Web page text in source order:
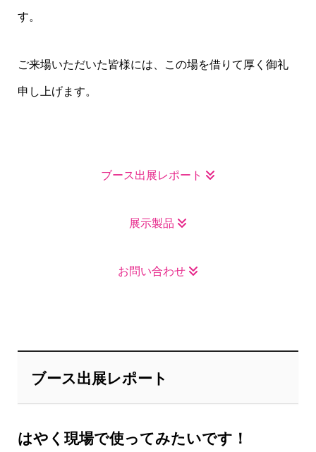
す。
ご来場いただいた皆様には、この場を借りて厚く御礼
申し上げます。
ブース出展レポート
展示製品
お問い合わせ
ブース出展レポート
はやく現場で使ってみたいです！